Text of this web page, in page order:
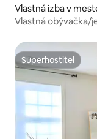
Vlastná izba v
Vlastná obývačka/
Superhostiteľ
Superhostiteľ